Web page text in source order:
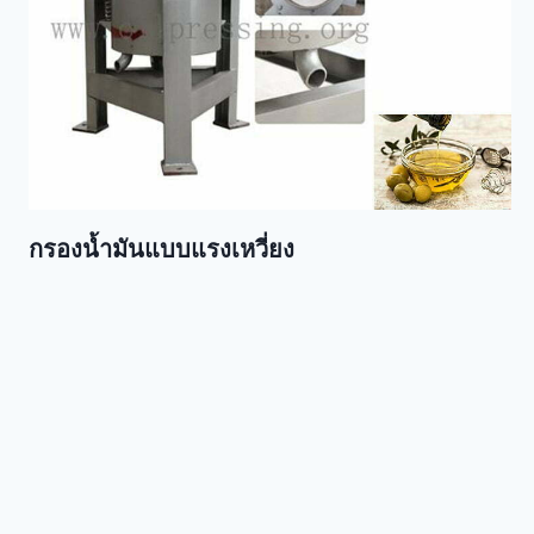
กรองน้ำมันแบบแรงเหวี่ยง